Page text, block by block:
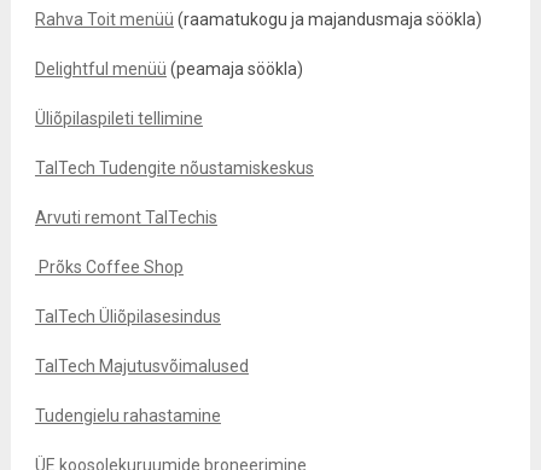
Rahva Toit menüü (raamatukogu ja majandusmaja söökla)
Delightful menüü (peamaja söökla)
Üliõpilaspileti tellimine
TalTech Tudengite nõustamiskeskus
Arvuti remont TalTechis
Prõks Coffee Shop
TalTech Üliõpilasesindus
TalTech Majutusvõimalused
Tudengielu rahastamine
ÜE koosolekuruumide broneerimine